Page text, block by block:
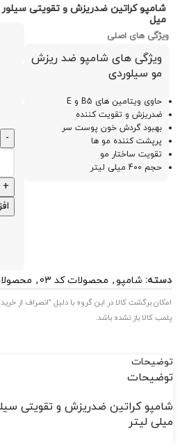
میل
ویژگی های اصلی
ویژگی های شامپو ضد ریزش
مو سیلوردی
حاوی ویتامین های B5 و E
ضدریزش و تقویت کننده
بهبود گردش خون پوست سر
پرپشت کننده مو ها
تقویت ساختار مو
حجم 400 میلی لیتر
دسته: شامپو, محصولات کد 03 ,
امکان برگشت کالا در این گروه با دلیل “انصراف از
پلمب کالا باز نشده باشد.
توضیحات
توضیحات
میلی لیتر